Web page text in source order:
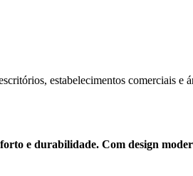
estabelecimentos comerciais e
e durabilidade. Com design